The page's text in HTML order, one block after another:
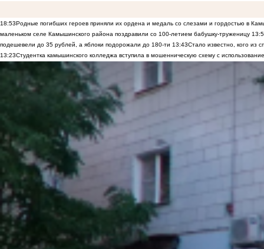
18:53Родные погибших героев приняли их ордена и медаль со слезами и гордостью в
маленьком селе Камышинского района поздравили со 100-летием бабушку-труженицу
подешевели до 35 рублей, а яблоки подорожали до 180-ти 13:43Стало известно, кого из
13:23Студентка камышинского колледжа вступила в мошенническую схему с